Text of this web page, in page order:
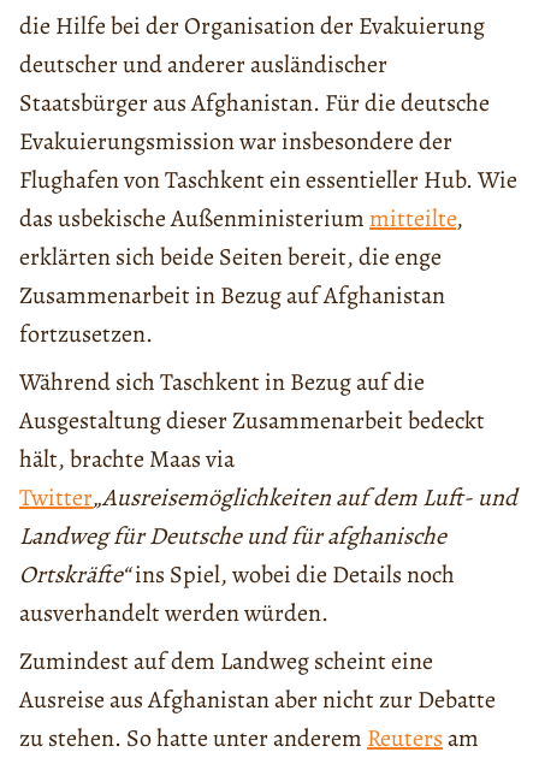
die Hilfe bei der Organisation der Evakuierung
deutscher und anderer ausländischer
Staatsbürger aus Afghanistan. Für die deutsche
Evakuierungsmission war insbesondere der
Flughafen von Taschkent ein essentieller Hub. Wie
das usbekische Außenministeriummitteilte,
erklärten sich beide Seiten bereit, die enge
Zusammenarbeit in Bezug auf Afghanistan
fortzusetzen.
Während sich Taschkent in Bezug auf die
Ausgestaltung dieser Zusammenarbeit bedeckt
hält, brachte Maas via
Twitter„Ausreisemöglichkeiten auf dem Luft- und
Landweg für Deutsche und für afghanische
Ortskräfte“ins Spiel, wobei die Details noch
ausverhandelt werden würden.
Zumindest auf dem Landweg scheint eine
Ausreise aus Afghanistan aber nicht zur Debatte
zu stehen. So hatte unter anderem Reutersam